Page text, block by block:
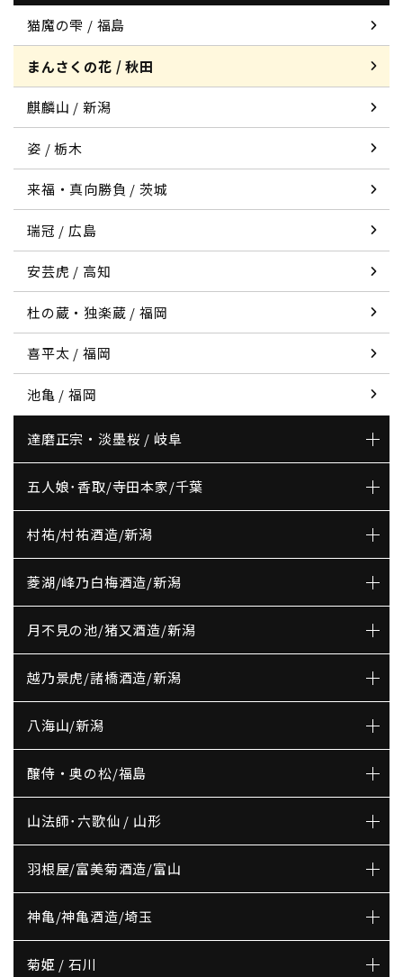
猫魔の雫 / 福島
まんさくの花 / 秋田
麒麟山 / 新潟
姿 / 栃木
来福・真向勝負 / 茨城
瑞冠 / 広島
安芸虎 / 高知
杜の蔵・独楽蔵 / 福岡
喜平太 / 福岡
池亀 / 福岡
達磨正宗・淡墨桜 / 岐阜
五人娘･香取/寺田本家/千葉
村祐/村祐酒造/新潟
菱湖/峰乃白梅酒造/新潟
月不見の池/猪又酒造/新潟
越乃景虎/諸橋酒造/新潟
八海山/新潟
醸侍・奥の松/福島
山法師･六歌仙 / 山形
羽根屋/富美菊酒造/富山
神亀/神亀酒造/埼玉
菊姫 / 石川